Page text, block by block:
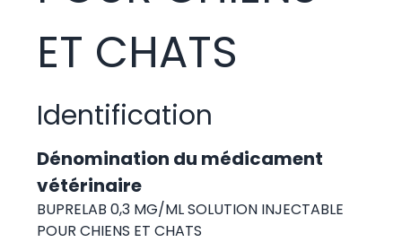
ET CHATS
Identification
Dénomination du médicament
vétérinaire
BUPRELAB 0,3 MG/ML SOLUTION INJECTABLE
POUR CHIENS ET CHATS